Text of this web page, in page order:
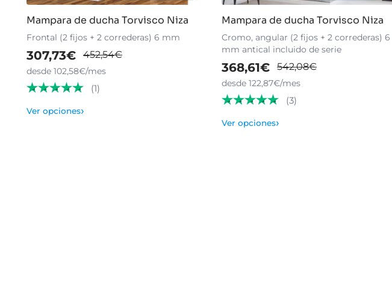
Mampara de ducha Torvisco Niza
Frontal (2 fijos + 2 correderas) 6 mm
307,73€ 452,54€
desde 102,58€/mes
(1)
Ver opciones›
Mampara de ducha Torvisco Niza
Cromo, angular (2 fijos + 2 correderas) 6
mm antical incluido de serie
368,61€ 542,08€
desde 122,87€/mes
(3)
Ver opciones›